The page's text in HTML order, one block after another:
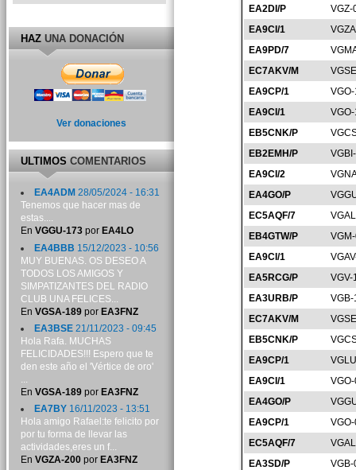
EA2DI/P
VGZ-
EA9CI/1
EA9PD/7
EC7AKV/M
EA9CP/1
EA9CI/1
EB5CNK/P
EB2EMH/P
EA9CI/2
EA4GO/P
EC5AQF/7
EB4GTW/P
EA9CI/1
EA5RCG/P
VGV-
EA3URB/P
VGB-
EC7AKV/M
EB5CNK/P
EA9CP/1
EA9CI/1
EA4GO/P
EA9CP/1
EC5AQF/7
EA3SD/P
HAZUNA DONACIÓN
Ver donaciones
ULTIMOSCOMENTARIOS
EA4ADM 28/05/2024 - 16:31
Tenemos que hacer mas de
estas....
En VGGU-173por EA4LO
EA4BBB 15/12/2023 - 10:56
MUY BUENAS. OS DESEO A
TODOS LOS AMIGOS Y
SIMPATIZANTES DEL RADIO
CLUB UNA FELICES...
En VGSA-189por EA3FNZ
EA3BSE21/11/2023 - 09:45
Hola Rafa. MUCHAS
FELICIDADES!!! Espero que te
den este año el 'Vértice de oro'
...
En VGSA-189por EA3FNZ
EA7BY16/11/2023 - 13:51
Hola amigo Rafael:te felicito por
por tu forma de llevar las
actividades,eres un f...
En VGZA-200por EA3FNZ